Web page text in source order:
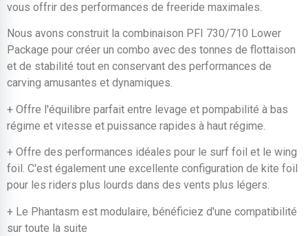
vous offrir des performances de freeride maximales.
Nous avons construit la combinaison PFI 730/710 Lower
Package pour créer un combo avec des tonnes de flottaison
et de stabilité tout en conservant des performances de
carving amusantes et dynamiques.
+ Offre l'équilibre parfait entre levage et pompabilité à bas
régime et vitesse et puissance rapides à haut régime.
+ Offre des performances idéales pour le surf foil et le wing
foil. C'est également une excellente configuration de kite foil
pour les riders plus lourds dans des vents plus légers.
+ Le Phantasm est modulaire, bénéficiez d'une compatibilité
sur toute la suite